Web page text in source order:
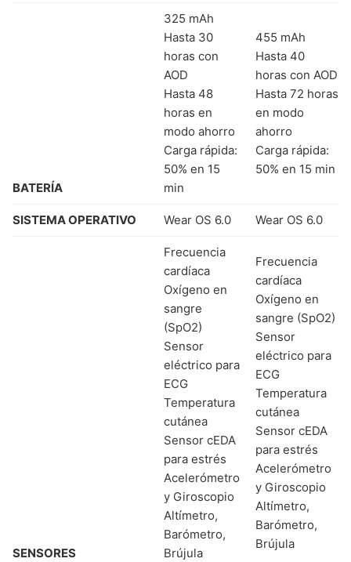
BATERÍA
325 mAh
Hasta 30
horas con
AOD
Hasta 48
horas en
modo ahorro
Carga rápida:
50% en 15
min
455 mAh
Hasta 40
horas con AOD
Hasta 72 horas
en modo
ahorro
Carga rápida:
50% en 15 min
SISTEMA OPERATIVO Wear OS 6.0 Wear OS 6.0
SENSORES
Frecuencia
cardíaca
Oxígeno en
sangre
(SpO2)
Sensor
eléctrico para
ECG
Temperatura
cutánea
Sensor cEDA
para estrés
Acelerómetro
y Giroscopio
Altímetro,
Barómetro,
Brújula
Frecuencia
cardíaca
Oxígeno en
sangre (SpO2)
Sensor
eléctrico para
ECG
Temperatura
cutánea
Sensor cEDA
para estrés
Acelerómetro
y Giroscopio
Altímetro,
Barómetro,
Brújula